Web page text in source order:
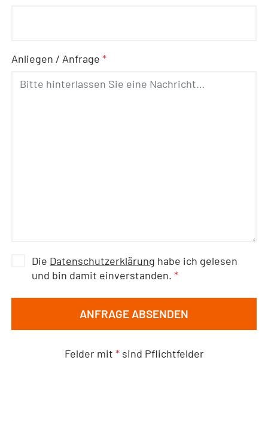
Anliegen / Anfrage*
Die Datenschutzerklärung habe ich gelesen
und bin damit einverstanden.*
ANFRAGE ABSENDEN
Felder mit *sind Pflichtfelder